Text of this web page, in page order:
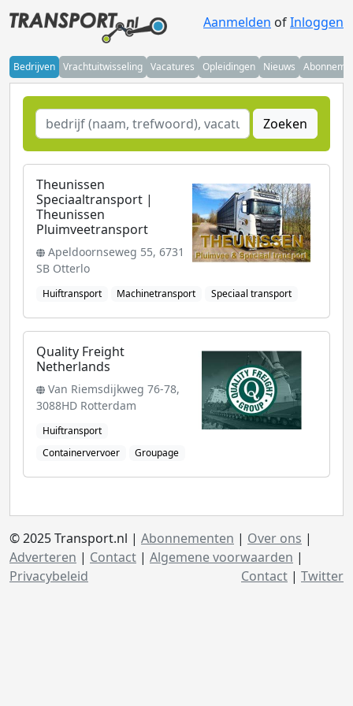
Aanmelden ofInloggen
Bedrijven Vrachtuitwisseling Vacatures Opleidingen Nieuws
Zoeken
Theunissen
Speciaaltransport |
Theunissen
Pluimveetransport
Apeldoornseweg 55, 6731
SB Otterlo
Huiftransport Machinetransport Speciaal transport
Quality Freight
Netherlands
Van Riemsdijkweg 76-78,
3088HD Rotterdam
Huiftransport
Containervervoer
Groupage
© 2025 Transport.nl | Abonnementen | Over ons |
Adverteren | Contact | Algemene voorwaarden |
Privacybeleid
Contact | Twitter